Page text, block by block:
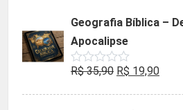
Geografia Bíblica –
Apocalipse
Avaliação
de
R$35,90 O
R$ 19,90O